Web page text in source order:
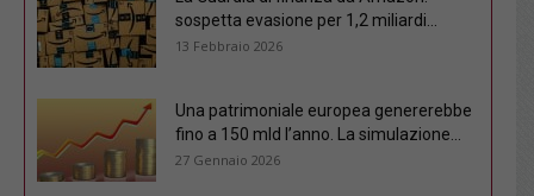
sospetta evasione per 1,2 miliardi...
13 Febbraio 2026
Una patrimoniale europea genererebbe
fino a 150 mld l’anno. La simulazione...
27 Gennaio 2026